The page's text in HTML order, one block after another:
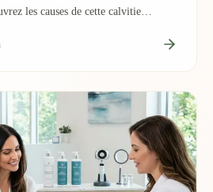
les causes de cette calvitie